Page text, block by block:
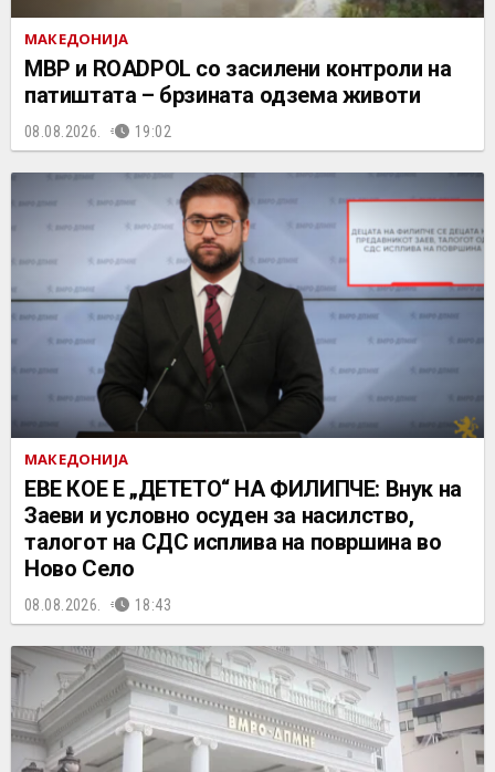
МАКЕДОНИЈА
МВР и ROADPOL со засилени контроли на
патиштата – брзината одзема животи
08.08.2026. 19:02
МАКЕДОНИЈА
ЕВЕ КОЕ Е „ДЕТЕТО“ НА ФИЛИПЧЕ: Внук на
Заеви и условно осуден за насилство,
талогот на СДС исплива на површина во
Ново Село
08.08.2026. 18:43